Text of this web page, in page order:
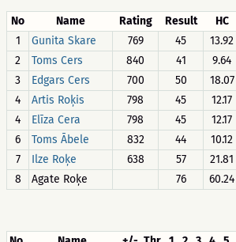
No Name Rating Result HC
1
Gunita Skare 769 45 13.92
2
Toms Cers 840 41 9.64
3
Edgars Cers 700 50 18.07
4
Artis Roķis 798 45 12.17
4
Elīza Cera 798 45 12.17
6
Toms Ābele 832 44 10.12
7
Ilze Roķe 638 57 21.81
8
Agate Roķe 76 60.24